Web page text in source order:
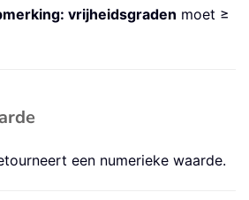
vrijheidsgraden moet ≥
een numerieke waarde.